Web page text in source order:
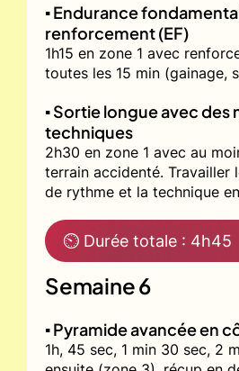
▪️ Endurance
renforcement (EF)
1h15 en zone 1 avec
toutes les 15 min (gainage,
▪️ Sortie longue avec des
techniques
2h30 en zone 1 avec au
terrain accidenté. Travailler
de rythme et la technique
⏲ Durée totale : 4h45
Semaine 6
▪️ Pyramide avancée en
1h, 45 sec, 1 min 30 sec, 2